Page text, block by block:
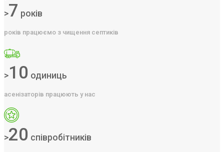
>7 років
років працюємо з чищення септиків
>10 одиниць
асенізаторів працюють у нас
>20 співробітників